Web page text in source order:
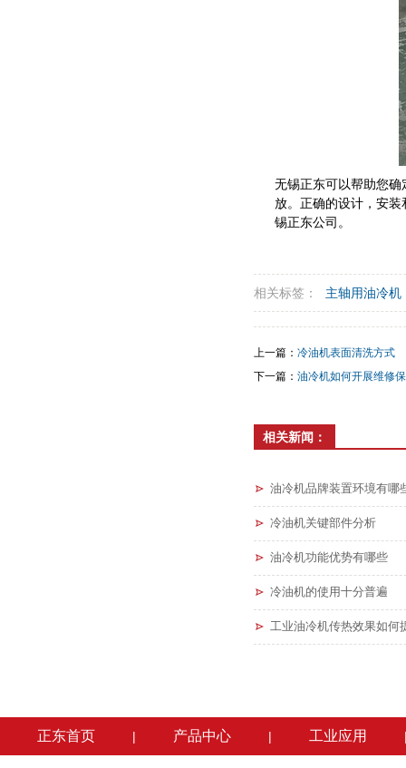
无锡正东可以帮助您
放。正确的设计，安
锡正东公司。
相关标签： 主轴用油冷机
上一篇： 冷油机表面清洗方式
下一篇： 油冷机如何开展维修
相关新闻：
油冷机品牌装置环境有哪
冷油机关键部件分析
油冷机功能优势有哪些
冷油机的使用十分普遍
工业油冷机传热效果如何
正东首页 | 产品中心 | 工业应用